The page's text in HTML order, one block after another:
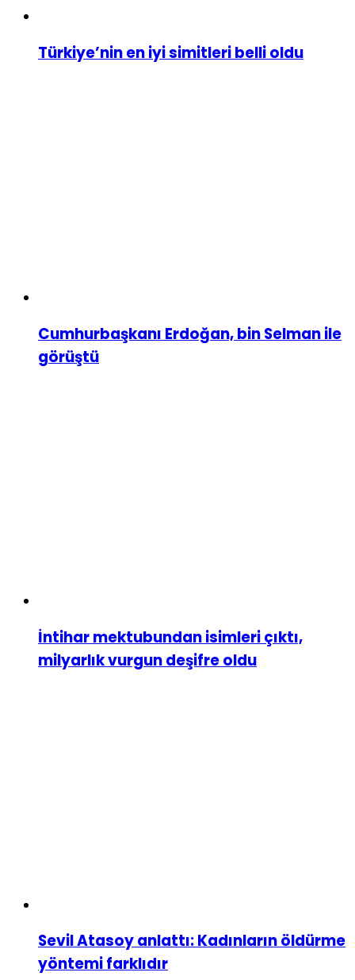
Türkiye’nin en iyi simitleri belli oldu
Cumhurbaşkanı Erdoğan, bin Selman ile
görüştü
İntihar mektubundan isimleri çıktı,
milyarlık vurgun deşifre oldu
Sevil Atasoy anlattı: Kadınların öldürme
yöntemi farklıdır